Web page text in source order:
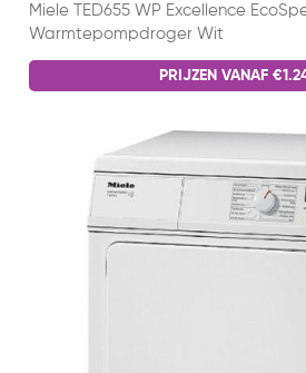
Miele TED655 WP Excellence
Warmtepompdroger Wit
PRIJZEN VANAF